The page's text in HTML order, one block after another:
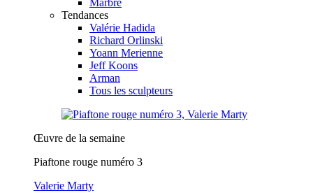
Tendances
Valérie Hadida
Richard Orlinski
Yoann Merienne
Jeff Koons
Arman
Tous les sculpteurs
Œuvre de la semaine
Piaftone rouge numéro 3
Valerie Marty